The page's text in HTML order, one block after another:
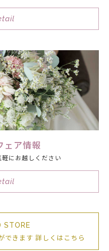
ェア情報
にお越しください
STORE
できます 詳しくはこちら